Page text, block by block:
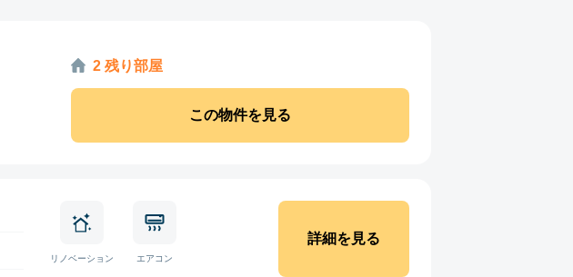
2 残り部屋
この物件を見る
リノベーション エアコン
詳細を見る